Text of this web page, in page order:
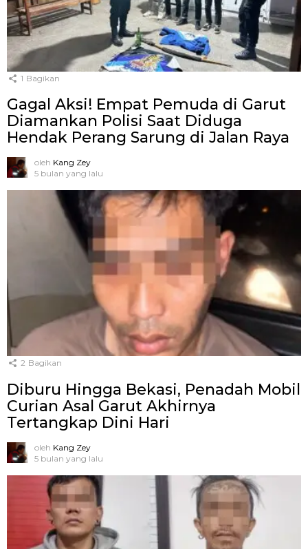
1 Bagikan
Gagal Aksi! Empat Pemuda di Garut
Diamankan Polisi Saat Diduga
Hendak Perang Sarung di Jalan Raya
oleh Kang Zey
5 bulan yang lalu
2 Bagikan
Diburu Hingga Bekasi, Penadah Mobil
Curian Asal Garut Akhirnya
Tertangkap Dini Hari
oleh Kang Zey
5 bulan yang lalu